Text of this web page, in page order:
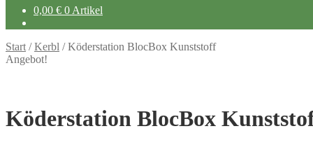
0,00 € 0 Artikel
Start /Kerbl /Köderstation BlocBox Kunststoff
Angebot!
Köderstation BlocBox